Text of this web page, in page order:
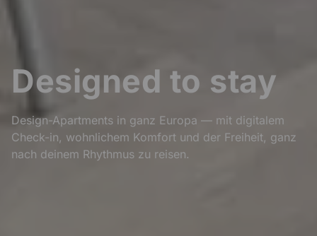
Designed to stay
Design-Apartments in ganz Europa — mit digitalem
Check-in, wohnlichem Komfort und der Freiheit, ganz
nach deinem Rhythmus zu reisen.